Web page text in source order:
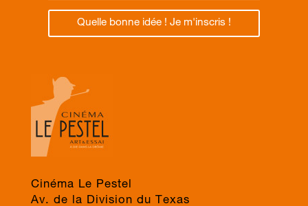
Quelle bonne idée ! Je m'inscris !
Cinéma Le Pestel
Av. de la Division du Texas